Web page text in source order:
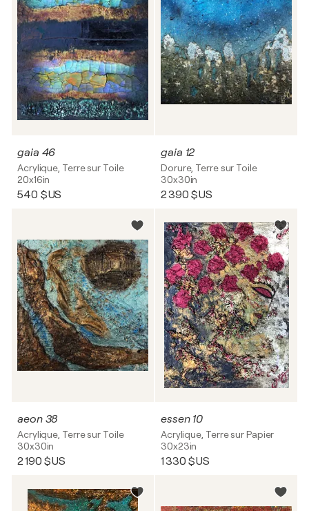
gaia 46
Acrylique, Terre sur Toile
20x16in
540 $US
gaia 12
Dorure, Terre sur Toile
30x30in
2 390 $US
aeon 38
Acrylique, Terre sur Toile
30x30in
2 190 $US
essen 10
Acrylique, Terre sur Papier
30x23in
1 330 $US